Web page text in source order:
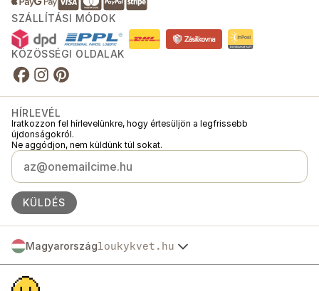
SZÁLLÍTÁSI MÓDOK
KÖZÖSSÉGI OLDALAK
HÍRLEVÉL
Iratkozzon fel hírlevelünkre, hogy értesüljön a legfrissebb
újdonságokról.
Ne aggódjon, nem küldünk túl sokat.
KÜLDÉS
Magyarországloukykvet.hu
Česko
Slovensko
A Loukykvět s.r.o. a Prágai Városi Bíróság által vezetett cégjegyzékbe C